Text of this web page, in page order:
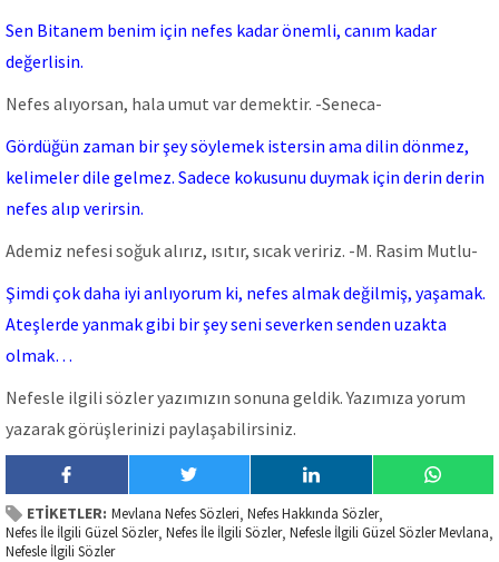
Sen Bitanem benim için nefes kadar önemli, canım kadar
değerlisin.
Nefes alıyorsan, hala umut var demektir. -Seneca-
Gördüğün zaman bir şey söylemek istersin ama dilin dönmez,
kelimeler dile gelmez. Sadece kokusunu duymak için derin derin
nefes alıp verirsin.
Ademiz nefesi soğuk alırız, ısıtır, sıcak veririz. -M. Rasim Mutlu-
Şimdi çok daha iyi anlıyorum ki, nefes almak değilmiş, yaşamak.
Ateşlerde yanmak gibi bir şey seni severken senden uzakta
olmak…
Nefesle ilgili sözler yazımızın sonuna geldik. Yazımıza yorum
yazarak görüşlerinizi paylaşabilirsiniz.
ETİKETLER: Mevlana Nefes Sözleri, Nefes Hakkında Sözler,
Nefes İle İlgili Güzel Sözler, Nefes İle İlgili Sözler, Nefesle İlgili Güzel Sözler Mevlana,
Nefesle İlgili Sözler